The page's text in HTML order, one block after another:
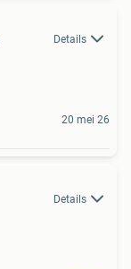
Details
20 mei 26
Details